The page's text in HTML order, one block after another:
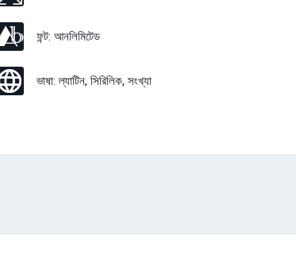
ফন্ট: আনলিমিটেড
ভাষা: ল্যাটিন, সিরিলিক, সংখ্যা